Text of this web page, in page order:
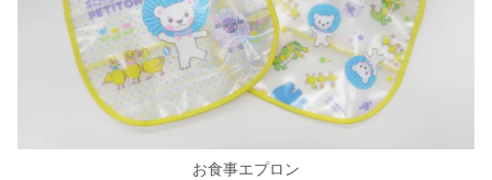
お食事エプロン